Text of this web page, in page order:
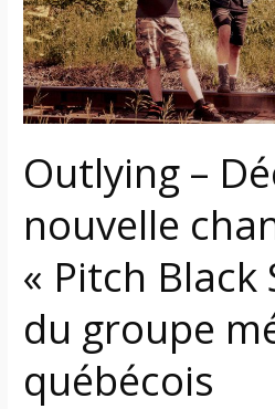
Outlying –
nouvelle
« Pitch Black
du groupe
québécois
chanson
« Pitch
Black
Serum »
du
mélodeath